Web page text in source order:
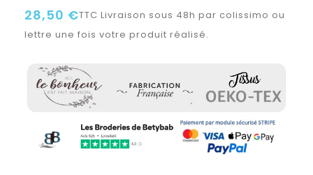
28,50 €TTC Livraison sous 48h par colissimo ou
lettre une fois votre produit réalisé.